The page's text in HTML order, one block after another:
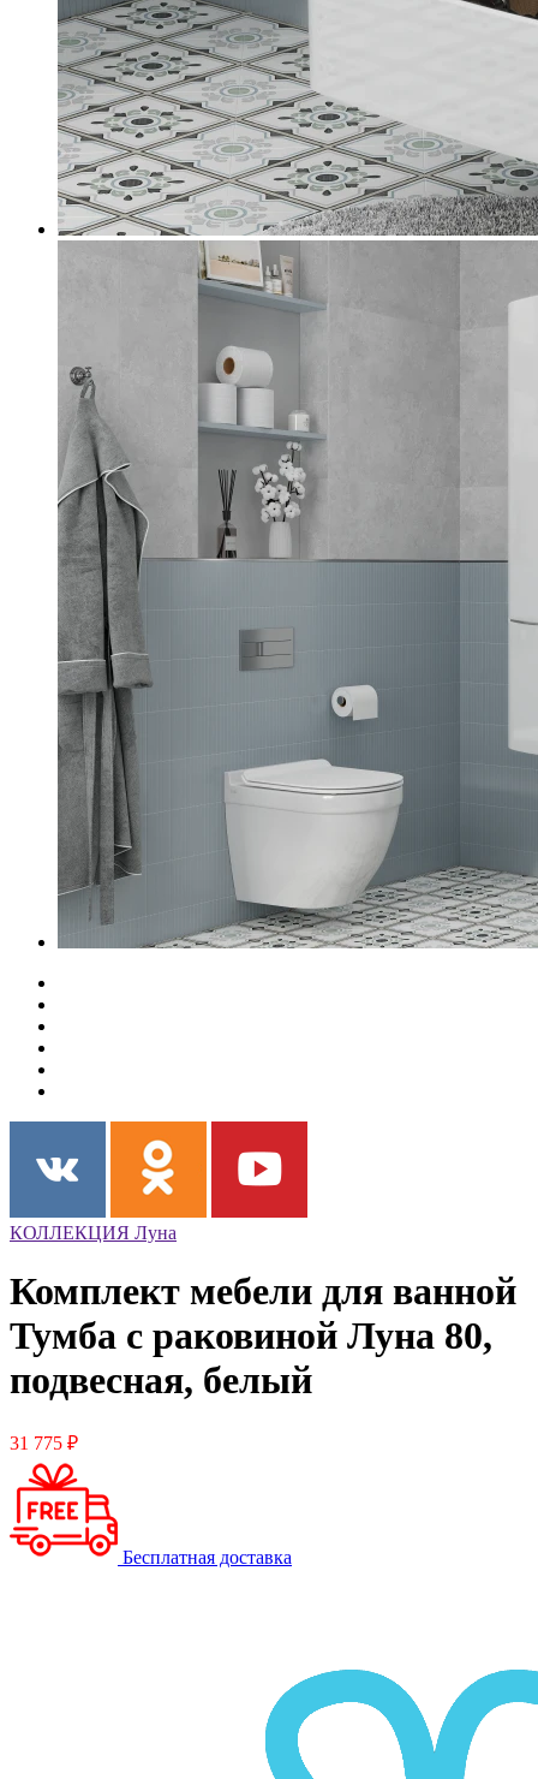
КОЛЛЕКЦИЯ Луна
Комплект мебели для ванной
Тумба с раковиной Луна 80,
подвесная, белый
31 775 ₽
Бесплатная доставка